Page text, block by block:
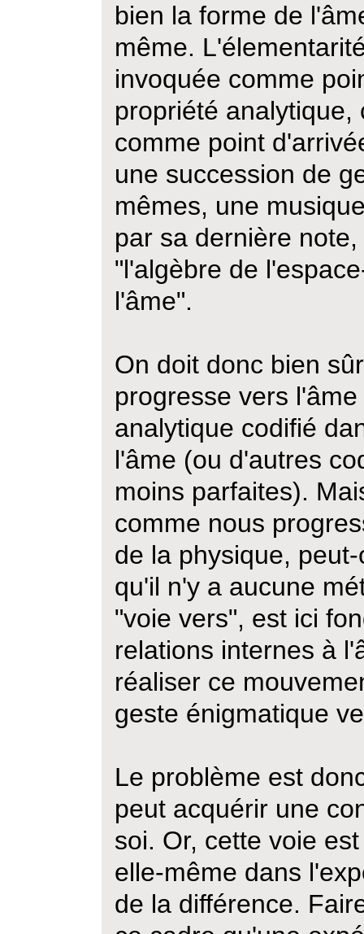
bien la forme de
même.
invoquée comme
propriété
comme point
une succession de
mêmes, une
par sa dernière
"l'algèbre de
l'âme".
On doit donc bien
progresse vers
analytique codifié
l'âme (ou d'autres
moins parfaites).
comme nous
de la physique,
qu'il n'y a aucune
"voie vers", est ici
relations internes à
réaliser ce
geste énigmatique
Le problème est
peut acquérir une
soi. Or, cette voie
elle-même dans
de la différence.